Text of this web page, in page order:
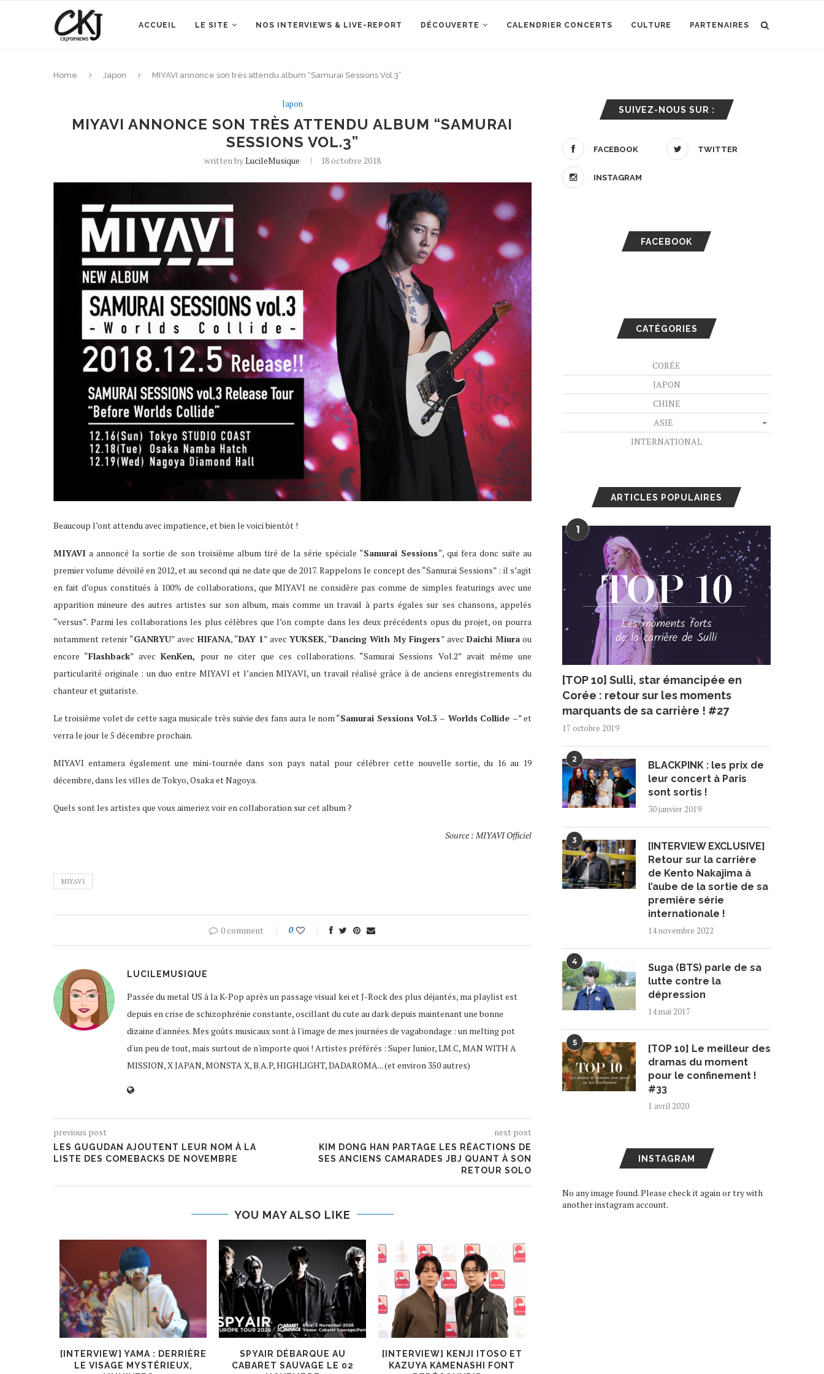
ACCUEIL LE SITE NOS INTERVIEWS & LIVE-REPORT DÉCOUVERTE CALENDRIER CONCERTS CULTURE PARTENAIRES
Home Japon MIYAVI annonce son très attendu album “Samurai Sessions Vol.3”
Japon
MIYAVI ANNONCE SON TRÈS ATTENDU ALBUM “SAMURAI
SESSIONS VOL.3”
written byLucileMusique 18 octobre 2018
Beaucoup l’ont attendu avec impatience, et bien le voici bientôt !
MIYAVI a annoncé la sortie de son troisième album tiré de la série spéciale “Samurai Sessions“, qui fera donc suite au
premier volume dévoilé en 2012, et au second qui ne date que de 2017. Rappelons le concept des “Samurai Sessions” : il s’agit
en fait d’opus constitués à 100% de collaborations, que MIYAVI ne considère pas comme de simples featurings avec une
apparition mineure des autres artistes sur son album, mais comme un travail à parts égales sur ses chansons, appelés
“versus”. Parmi les collaborations les plus célèbres que l’on compte dans les deux précédents opus du projet, on pourra
notamment retenir “GANRYU” avec HIFANA, “DAY 1” avec YUKSEK, “Dancing With My Fingers” avec Daichi Miuraou
encore “Flashback” avecKenKen, pour ne citer que ces collaborations. “Samurai Sessions Vol.2” avait même une
particularité originale : un duo entre MIYAVI et l’ancien MIYAVI, un travail réalisé grâce à de anciens enregistrements du
chanteur et guitariste.
Le troisième volet de cette saga musicale très suivie des fans aura le nom “Samurai Sessions Vol.3 – Worlds Collide –” et
verra le jour le 5 décembre prochain.
MIYAVI entamera également une mini-tournée dans son pays natal pour célébrer cette nouvelle sortie, du 16 au 19
décembre, dans les villes de Tokyo, Osaka et Nagoya.
Quels sont les artistes que vous aimeriez voir en collaboration sur cet album ?
Source : MIYAVI Officiel
MIYAVI
0 comment 0
LUCILEMUSIQUE
Passée du metal US à la K-Pop après un passage visual kei et J-Rock des plus déjantés, ma playlist est
depuis en crise de schizophrénie constante, oscillant du cute au dark depuis maintenant une bonne
dizaine d'années. Mes goûts musicaux sont à l'image de mes journées de vagabondage : un melting pot
d'un peu de tout, mais surtout de n'importe quoi ! Artistes préférés : Super Junior, LM.C, MAN WITH A
MISSION, X JAPAN, MONSTA X, B.A.P, HIGHLIGHT, DADAROMA... (et environ 350 autres)
previous post
LES GUGUDAN AJOUTENT LEUR NOM À LA
LISTE DES COMEBACKS DE NOVEMBRE
next post
KIM DONG HAN PARTAGE LES RÉACTIONS DE
SES ANCIENS CAMARADES JBJ QUANT À SON
RETOUR SOLO
YOU MAY ALSO LIKE
[INTERVIEW] YAMA : DERRIÈRE
LE VISAGE MYSTÉRIEUX,
SPYAIR DÉBARQUE AU
CABARET SAUVAGE LE 02
[INTERVIEW] KENJI ITOSO ET
KAZUYA KAMENASHI FONT
SUIVEZ-NOUS SUR :
FACEBOOK TWITTER
INSTAGRAM
FACEBOOK
CATÉGORIES
CORÉE
JAPON
CHINE
ASIE
INTERNATIONAL
ARTICLES POPULAIRES
1
[TOP 10] Sulli, star émancipée en
Corée : retour sur les moments
marquants de sa carrière ! #27
17 octobre 2019
2
BLACKPINK : les prix de
leur concert à Paris
sont sortis !
30 janvier 2019
3
[INTERVIEW EXCLUSIVE]
Retour sur la carrière
de Kento Nakajima à
l’aube de la sortie de sa
première série
internationale !
14 novembre 2022
4
Suga (BTS) parle de sa
lutte contre la
dépression
14 mai 2017
5
[TOP 10] Le meilleur des
dramas du moment
pour le confinement !
#33
1 avril 2020
INSTAGRAM
No any image found. Please check it again or try with
another instagram account.